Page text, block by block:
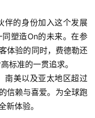
伴的身份加入这个发展
塑造On的未来。在参
体验的同时，费德勒还
标准的一贯追求。
南美以及亚太地区超过
信赖与喜爱。为全球跑
新体验。